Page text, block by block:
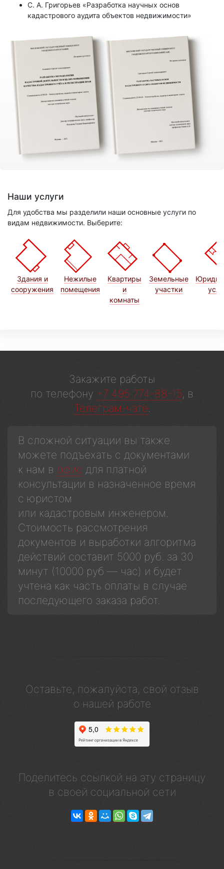
С. А. Григорьев «Разработка научных основ
кадастрового аудита объектов недвижимости»
Наши услуги
Для удобства мы разделили наши основные услуги по
видам недвижимости. Выберите:
Здания и
сооружения
Нежилые
помещения
Квартиры
и
комнаты
Земельные
участки
Закажите работы
по телефону +7 495 774-88-15, в
Телеграм-чате.
В сложной ситуации вы также
можете подъехать с документами
к нам в офис для платной
консультации в назначенное время
с юристом
или кадастровым инженером.
Стоимость рассмотрения
документов и выработки алгоритма
действий составит 5000 руб. за 30
минут (10000 руб — час) и будет
учтена как часть оплаты в случае
последующего заказа работ.
Оставьте, пожалуйста, свой отзыв
о нашей работе
Поделитесь ссылкой на эту страницу
в своей социальной сети